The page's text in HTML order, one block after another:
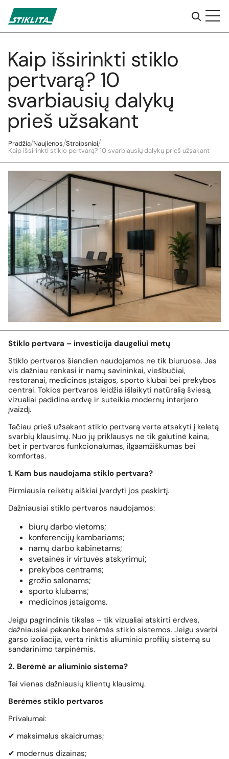
turinįKaip išsirinkti stiklo
pertvarą? 10
svarbiausių dalykų
prieš užsakant
Pradžia Naujienos Straipsniai
Kaip išsirinkti stiklo pertvarą? 10 svarbiausių dalykų prieš užsakant
Stiklo pertvara – investicija daugeliui metų
Stiklo pertvaros šiandien naudojamos ne tik biuruose. Jas
vis dažniau renkasi ir namų savininkai, viešbučiai,
restoranai, medicinos įstaigos, sporto klubai bei prekybos
centrai. Tokios pertvaros leidžia išlaikyti natūralią šviesą,
vizualiai padidina erdvę ir suteikia modernų interjero
įvaizdį.
Tačiau prieš užsakant stiklo pertvarą verta atsakyti į keletą
svarbių klausimų. Nuo jų priklausys ne tik galutinė kaina,
bet ir pertvaros funkcionalumas, ilgaamžiškumas bei
komfortas.
1. Kam bus naudojama stiklo pertvara?
Pirmiausia reikėtų aiškiai įvardyti jos paskirtį.
Dažniausiai stiklo pertvaros naudojamos:
biurų darbo vietoms;
konferencijų kambariams;
namų darbo kabinetams;
svetainės ir virtuvės atskyrimui;
prekybos centrams;
grožio salonams;
sporto klubams;
medicinos įstaigoms.
Jeigu pagrindinis tikslas – tik vizualiai atskirti erdves,
dažniausiai pakanka berėmės stiklo sistemos. Jeigu svarbi
garso izoliacija, verta rinktis aliuminio profilių sistemą su
sandarinimo tarpinėmis.
2. Berėmė ar aliuminio sistema?
Tai vienas dažniausių klientų klausimų.
Berėmės stiklo pertvaros
Privalumai:
✔ maksimalus skaidrumas;
✔ modernus dizainas;